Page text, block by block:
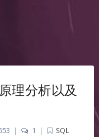
理分析以及
| 1 |
SQL